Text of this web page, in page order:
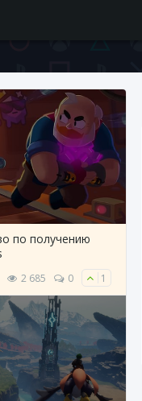
по получению
2 685 0 1